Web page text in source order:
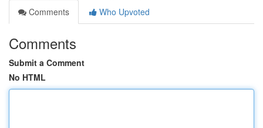
Comments
Who Upvoted
Comments
Submit a Comment
No HTML